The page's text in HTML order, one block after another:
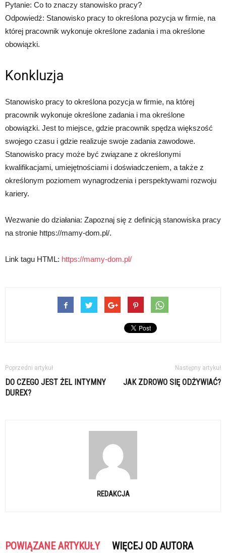
Pytanie: Co to znaczy stanowisko pracy?
Odpowiedź: Stanowisko pracy to określona pozycja w firmie, na
której pracownik wykonuje określone zadania i ma określone
obowiązki.
Konkluzja
Stanowisko pracy to określona pozycja w firmie, na której
pracownik wykonuje określone zadania i ma określone
obowiązki. Jest to miejsce, gdzie pracownik spędza większość
swojego czasu i gdzie realizuje swoje zadania zawodowe.
Stanowisko pracy może być związane z określonymi
kwalifikacjami, umiejętnościami i doświadczeniem, a także z
określonym poziomem wynagrodzenia i perspektywami rozwoju
kariery.
Wezwanie do działania: Zapoznaj się z definicją stanowiska pracy
na stronie https://mamy-dom.pl/.
Link tagu HTML: https://mamy-dom.pl/
Poprzedni artykuł
DO CZEGO JEST ŻEL INTYMNY
DUREX?
Następny artykuł
JAK ZDROWO SIĘ ODŻYWIAĆ?
REDAKCJA
POWIĄZANE ARTYKUŁY WIĘCEJ OD AUTORA